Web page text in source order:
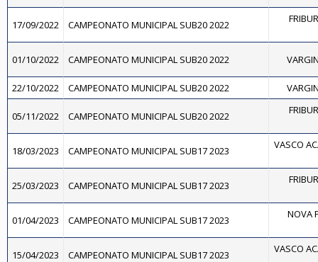
17/09/2022 CAMPEONATO MUNICIPAL SUB20 2022
01/10/2022 CAMPEONATO MUNICIPAL SUB20 2022
22/10/2022 CAMPEONATO MUNICIPAL SUB20 2022
05/11/2022 CAMPEONATO MUNICIPAL SUB20 2022
18/03/2023 CAMPEONATO MUNICIPAL SUB17 2023 VASCO
25/03/2023 CAMPEONATO MUNICIPAL SUB17 2023
01/04/2023 CAMPEONATO MUNICIPAL SUB17 2023 NOVA
15/04/2023 CAMPEONATO MUNICIPAL SUB17 2023 VASCO